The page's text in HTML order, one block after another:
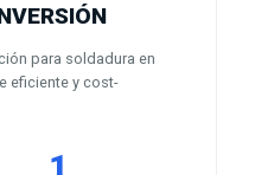
para soldadura en
eficiente y cost-
1